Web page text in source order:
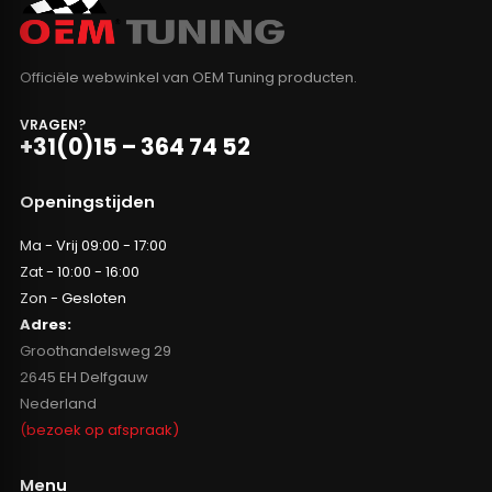
Officiële webwinkel van OEM Tuning producten.
VRAGEN?
+31(0)15 – 364 74 52
Openingstijden
Ma - Vrij 09:00 - 17:00
Zat - 10:00 - 16:00
Zon - Gesloten
Adres:
Groothandelsweg 29
2645 EH Delfgauw
Nederland
(bezoek op afspraak)
Menu